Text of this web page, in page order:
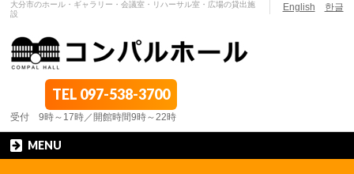
English 한글
大分市のホール・ギャラリー・会議室・リハーサル室・広場の貸出施
設
TEL 097-538-3700
受付 9時～17時／開館時間9時～22時
MENU